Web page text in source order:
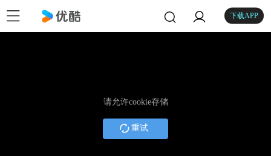
下载APP
请允许cookie存储
重试